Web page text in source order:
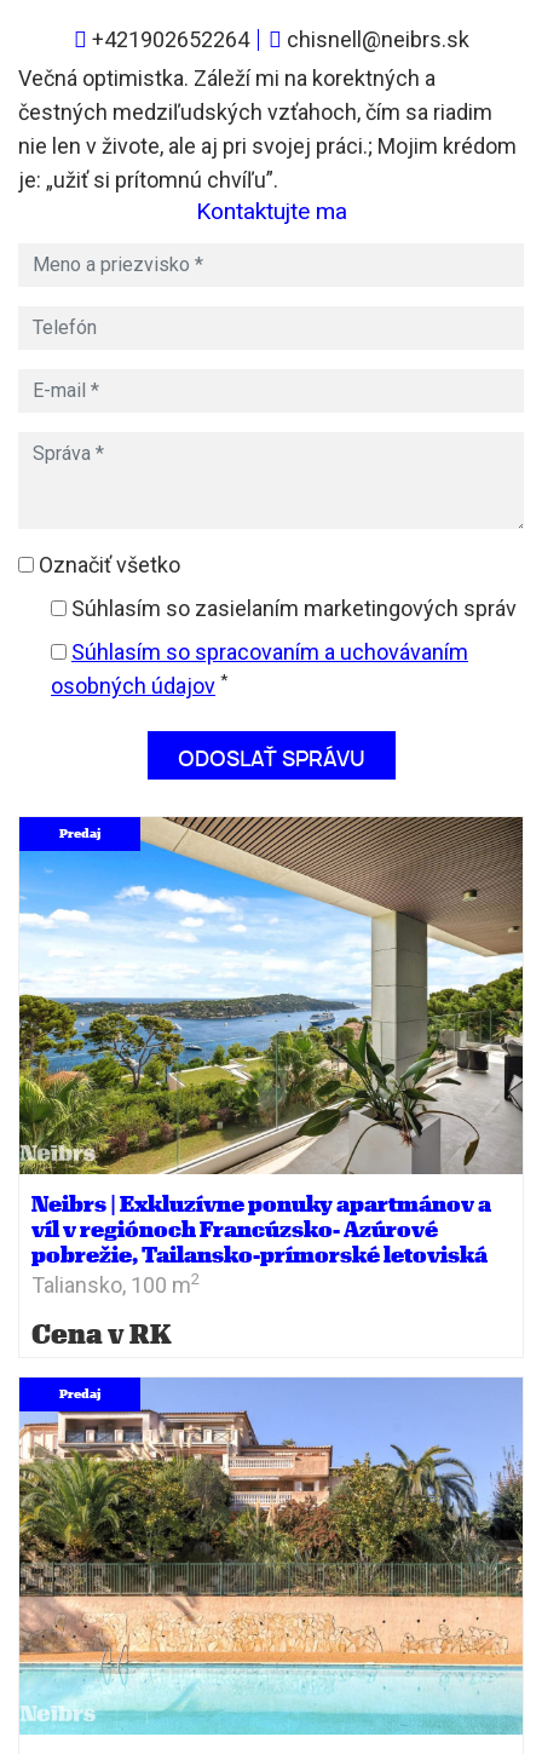
+421902652264
chisnell@neibrs.sk
Večná optimistka. Záleží mi na korektných a
čestných medziľudských vzťahoch, čím sa riadim
nie len v živote, ale aj pri svojej práci.; Mojim krédom
je: „užiť si prítomnú chvíľu”.
Kontaktujte ma
Označiť všetko
Súhlasím so zasielaním marketingových správ
Súhlasím so spracovaním a uchovávaním
osobných údajov *
Predaj
Neibrs | Exkluzívne ponuky apartmánov a
víl v regiónoch Francúzsko- Azúrové
pobrežie, Tailansko-prímorské letoviská
Taliansko, 100 m2
Cena v RK
Predaj